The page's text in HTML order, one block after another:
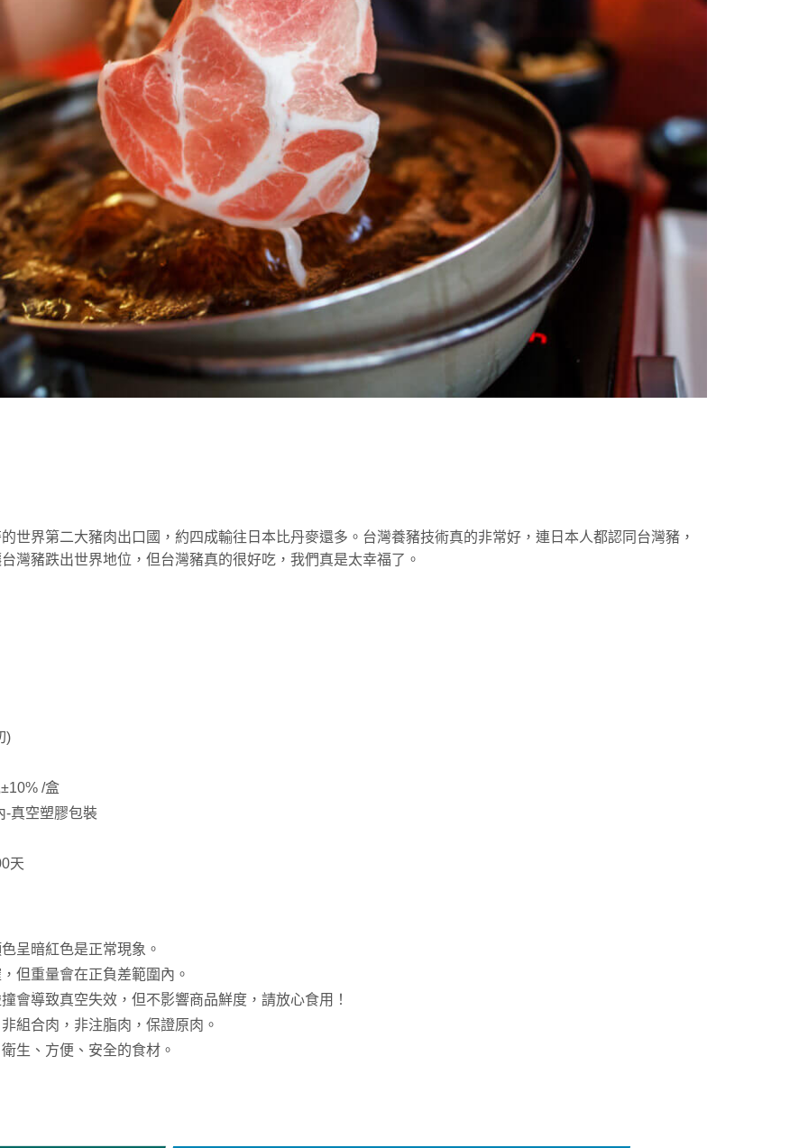
世界第二大豬肉出口國，約四成輸往日本比丹麥還多。台灣養豬技術真的非常好，連日本人都認同台灣豬，
灣豬跌出世界地位，但台灣豬真的很好吃，我們真是太幸福了。
)
/盒
-真空塑膠包裝
天
呈暗紅色是正常現象。
但重量會在正負差範圍內。
會導致真空失效，但不影響商品鮮度，請放心食用！
組合肉，非注脂肉，保證原肉。
生、方便、安全的食材。